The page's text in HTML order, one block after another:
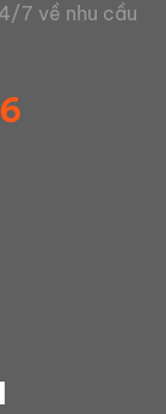
7 về nhu cầu